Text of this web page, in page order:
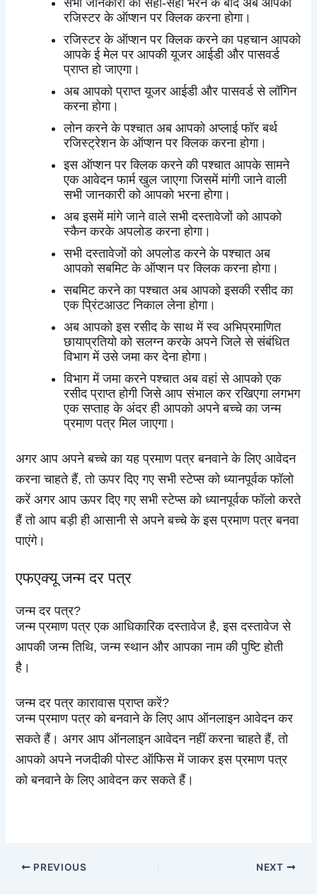
रजिस्टर के ऑप्शन पर क्लिक करना होगा।
रजिस्टर के ऑप्शन पर क्लिक करने का पहचान आपको
आपके ई मेल पर आपकी यूजर आईडी और पासवर्ड
प्राप्त हो जाएगा।
अब आपको प्राप्त यूजर आईडी और पासवर्ड से लॉगिन
करना होगा।
लोन करने के पश्चात अब आपको अप्लाई फॉर बर्थ
रजिस्ट्रेशन के ऑप्शन पर क्लिक करना होगा।
इस ऑप्शन पर क्लिक करने की पश्चात आपके सामने
एक आवेदन फार्म खुल जाएगा जिसमें मांगी जाने वाली
सभी जानकारी को आपको भरना होगा।
अब इसमें मांगे जाने वाले सभी दस्तावेजों को आपको
स्कैन करके अपलोड करना होगा।
सभी दस्तावेजों को अपलोड करने के पश्चात अब
आपको सबमिट के ऑप्शन पर क्लिक करना होगा।
सबमिट करने का पश्चात अब आपको इसकी रसीद का
एक प्रिंटआउट निकाल लेना होगा।
अब आपको इस रसीद के साथ में स्व अभिप्रमाणित
छायाप्रतियो को सलग्न करके अपने जिले से संबंधित
विभाग में उसे जमा कर देना होगा।
विभाग में जमा करने पश्चात अब वहां से आपको एक
रसीद प्राप्त होगी जिसे आप संभाल कर रखिएगा लगभग
एक सप्ताह के अंदर ही आपको अपने बच्चे का जन्म
प्रमाण पत्र मिल जाएगा।
अगर आप अपने बच्चे का यह प्रमाण पत्र बनवाने के लिए आवेदन
करना चाहते हैं, तो ऊपर दिए गए सभी स्टेप्स को ध्यानपूर्वक फॉलो
करें अगर आप ऊपर दिए गए सभी स्टेप्स को ध्यानपूर्वक फॉलो करते
हैं तो आप बड़ी ही आसानी से अपने बच्चे के इस प्रमाण पत्र बनवा
पाएंगे।
एफएक्यू जन्म दर पत्र
जन्म दर पत्र?
जन्म प्रमाण पत्र एक आधिकारिक दस्तावेज है, इस दस्तावेज से
आपकी जन्म तिथि, जन्म स्थान और आपका नाम की पुष्टि होती
है।
जन्म दर पत्र कारावास प्राप्त करें?
जन्म प्रमाण पत्र को बनवाने के लिए आप ऑनलाइन आवेदन कर
सकते हैं। अगर आप ऑनलाइन आवेदन नहीं करना चाहते हैं, तो
आपको अपने नजदीकी पोस्ट ऑफिस में जाकर इस प्रमाण पत्र
को बनवाने के लिए आवेदन कर सकते हैं।
PREVIOUS NEXT